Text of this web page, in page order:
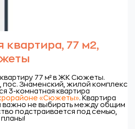
квартира, 77 м2,
77 м² в ЖК Сюжеты.
пос. Знаменский, жилой комплекс
3-комнатная квартира
«Сюжеты». Квартира
важно не выбирать между общим
подстраивается под семью,